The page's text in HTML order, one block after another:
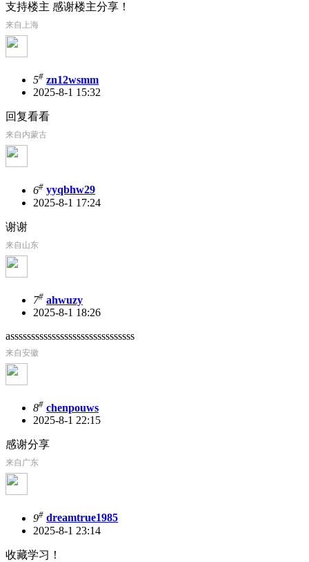
支持楼主 感谢楼主分享！
来自上海
5# zn12wsmm
2025-8-1 15:32
回复看看
来自内蒙古
6# yyqbhw29
2025-8-1 17:24
谢谢
来自山东
7# ahwuzy
2025-8-1 18:26
assssssssssssssssssssssssssssss
来自安徽
8# chenpouws
2025-8-1 22:15
感谢分享
来自广东
9# dreamtrue1985
2025-8-1 23:14
收藏学习！